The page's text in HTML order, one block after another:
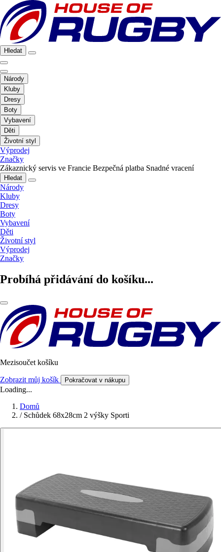
Hledat
Národy
Kluby
Dresy
Boty
Vybavení
Děti
Životní styl
Výprodej
Značky
Zákaznický servis ve Francie Bezpečná platba Snadné vracení
Hledat
Národy
Kluby
Dresy
Boty
Vybavení
Děti
Životní styl
Výprodej
Značky
Probíhá přidávání do košíku...
Mezisoučet košíku
Zobrazit můj košík Pokračovat v nákupu
Loading...
Domů
/ Schůdek 68x28cm 2 výšky Sporti